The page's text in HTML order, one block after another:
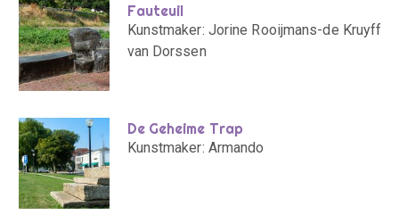
Fauteuil
Kunstmaker: Jorine Rooijmans-de Kruyff
van Dorssen
De Geheime Trap
Kunstmaker: Armando